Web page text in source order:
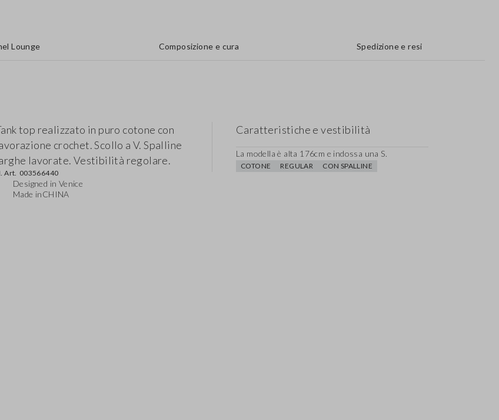
Lounge Composizione e cura Spedizione e resi
top realizzato in puro cotone con
crochet. Scollo a V. Spalline
lavorate. Vestibilità regolare.
Art. 003566440
Designed in Venice
Made inCHINA
Caratteristiche e vestibilità
La modella è alta 176cm e indossa una S.
COTONE REGULAR CON SPALLINE